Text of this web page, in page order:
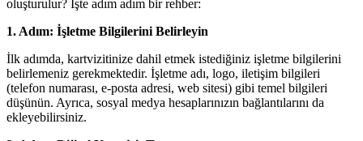
oluşturulur? İşte adım adım bir rehber:
1. Adım: İşletme Bilgilerini Belirleyin
İlk adımda, kartvizitinize dahil etmek istediğiniz işletme bilgilerini
belirlemeniz gerekmektedir. İşletme adı, logo, iletişim bilgileri
(telefon numarası, e-posta adresi, web sitesi) gibi temel bilgileri
düşünün. Ayrıca, sosyal medya hesaplarınızın bağlantılarını da
ekleyebilirsiniz.